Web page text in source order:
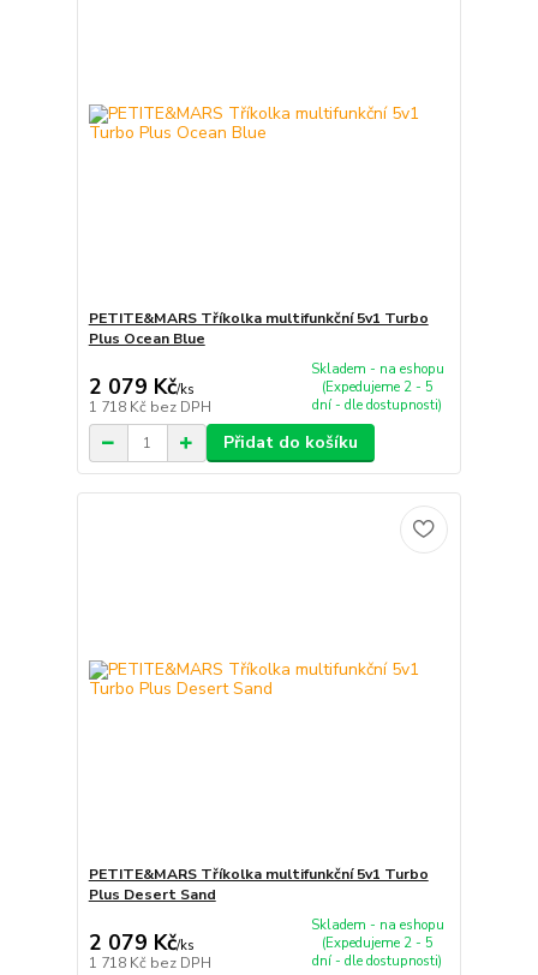
PETITE&MARS Tříkolka multifunkční 5v1 Turbo
Plus Ocean Blue
2 079 Kč/ks
1 718 Kč bez DPH
Skladem - na eshopu
(Expedujeme 2 - 5
dní - dle dostupnosti)
Přidat do košíku
PETITE&MARS Tříkolka multifunkční 5v1 Turbo
Plus Desert Sand
2 079 Kč/ks
1 718 Kč bez DPH
Skladem - na eshopu
(Expedujeme 2 - 5
dní - dle dostupnosti)